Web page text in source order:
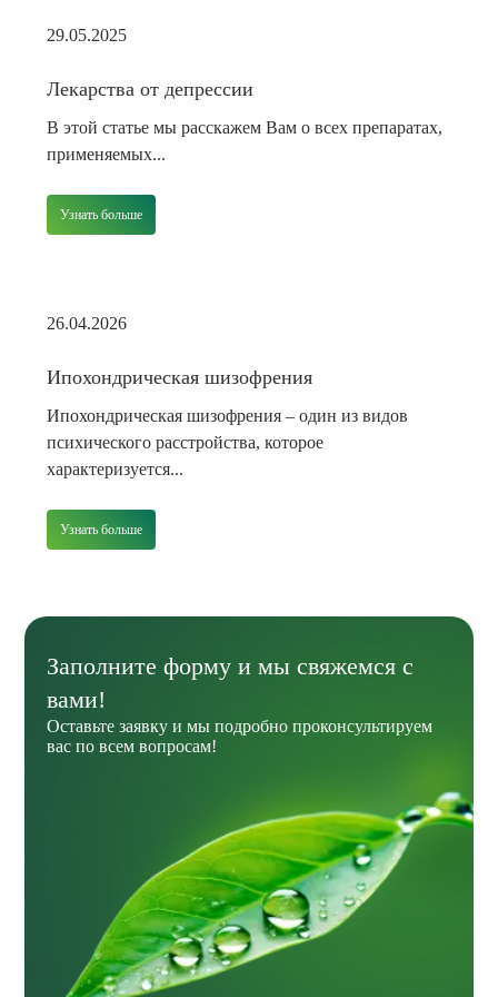
29.05.2025
Лекарства от депрессии
В этой статье мы расскажем Вам о всех препаратах,
применяемых...
Узнать больше
26.04.2026
Ипохондрическая шизофрения
Ипохондрическая шизофрения – один из видов
психического расстройства, которое
характеризуется...
Узнать больше
Заполните форму и мы свяжемся с
вами!
Оставьте заявку и мы подробно проконсультируем
вас по всем вопросам!